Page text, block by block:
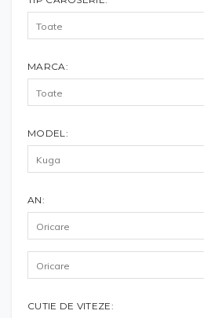
MARCA:
MODEL:
AN:
CUTIE DE VITEZE: